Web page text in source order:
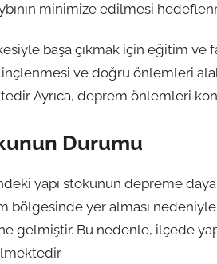
minimize edilmesi
başa çıkmak için eğitim ve
ve doğru önlemleri
Ayrıca, deprem önlemleri
Durumu
yapı stokunun depreme
bölgesinde yer alması nedeniyle,
gelmiştir. Bu nedenle, ilçede